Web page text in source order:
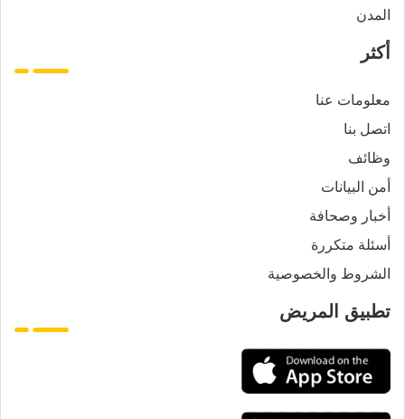
المدن
أكثر
معلومات عنا
اتصل بنا
وظائف
أمن البيانات
أخبار وصحافة
أسئلة متكررة
الشروط والخصوصية
تطبيق المريض